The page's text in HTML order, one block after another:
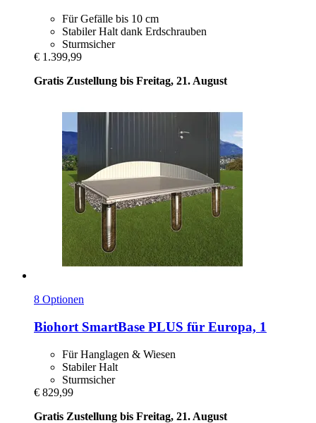
Für Gefälle bis 10 cm
Stabiler Halt dank Erdschrauben
Sturmsicher
€ 1.399,99
Gratis Zustellung bis Freitag, 21. August
8 Optionen
Biohort SmartBase PLUS für Europa, 1
Für Hanglagen & Wiesen
Stabiler Halt
Sturmsicher
€ 829,99
Gratis Zustellung bis Freitag, 21. August